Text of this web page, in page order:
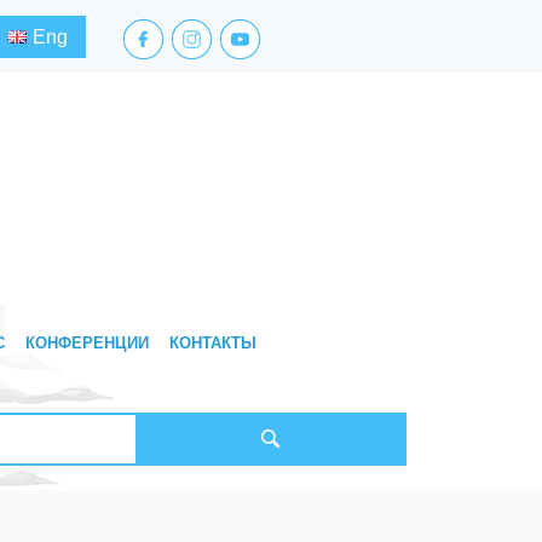
Eng facebook.com
instagram.com
youtube.com
КОНФЕРЕНЦИИ КОНТАКТЫ